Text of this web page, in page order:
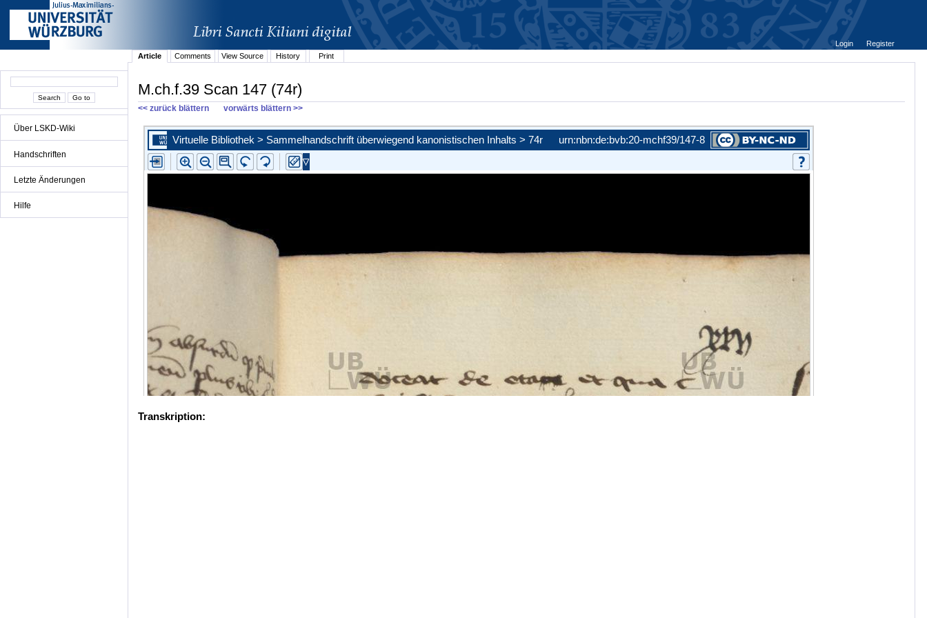
Über LSKD-Wiki
Handschriften
Letzte Änderungen
Hilfe
Login
Register
Article
Comments View Source History Print
M.ch.f.39 Scan 147 (74r)
<< zurück blättern vorwärts blättern >>
Transkription: